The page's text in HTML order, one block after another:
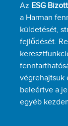
Az ESG
a Harman
küldetését,
fejlődését.
végrehajtsuk
beleértve a
egyéb